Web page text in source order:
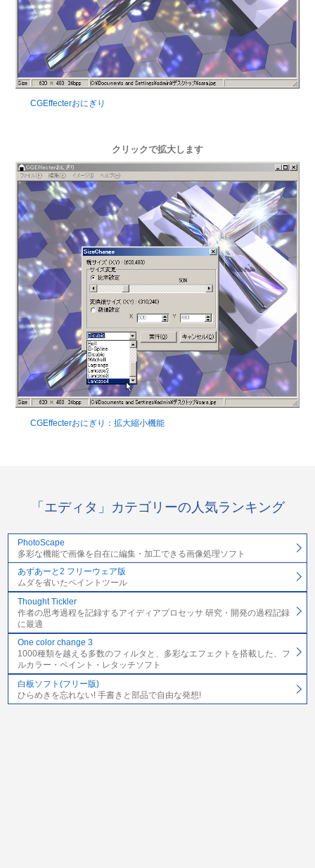
CGEffecterおにぎり
クリックで拡大します
CGEffecterおにぎり：拡大縮小機能
「エディタ」カテゴリーの人気ランキング
PhotoScape
多彩な機能で画像を自在に編集・加工できる画像処理ソフト
あずあーと2 フリーウェア版
ムダを省いたペイントツール
Thought Tickler
作者の思考過程を記録するアイディアプロセッサ 研究・開発の過程記録
に最適
One color change 3
1000種類を越える多数のフィルタと、多彩なエフェクトを搭載した、フ
ルカラー・ペイント・レタッチソフト
白板ソフト(フリー版)
ひらめきを忘れない! 手書きと部品で自由な発想!